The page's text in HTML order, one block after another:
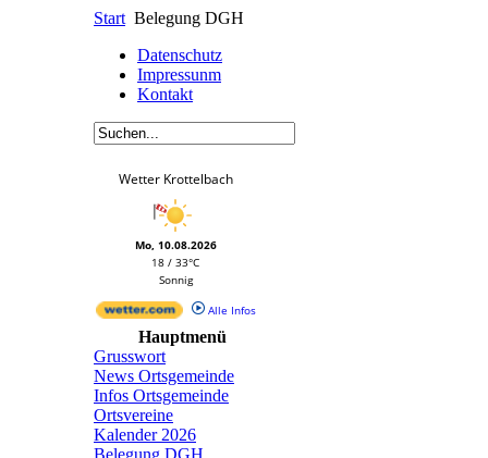
Start Belegung DGH
Datenschutz
Impressunm
Kontakt
Wetter Krottelbach
Mo, 10.08.2026
18 / 33°C
Sonnig
Alle Infos
Hauptmenü
Grusswort
News Ortsgemeinde
Infos Ortsgemeinde
Ortsvereine
Kalender 2026
Belegung DGH